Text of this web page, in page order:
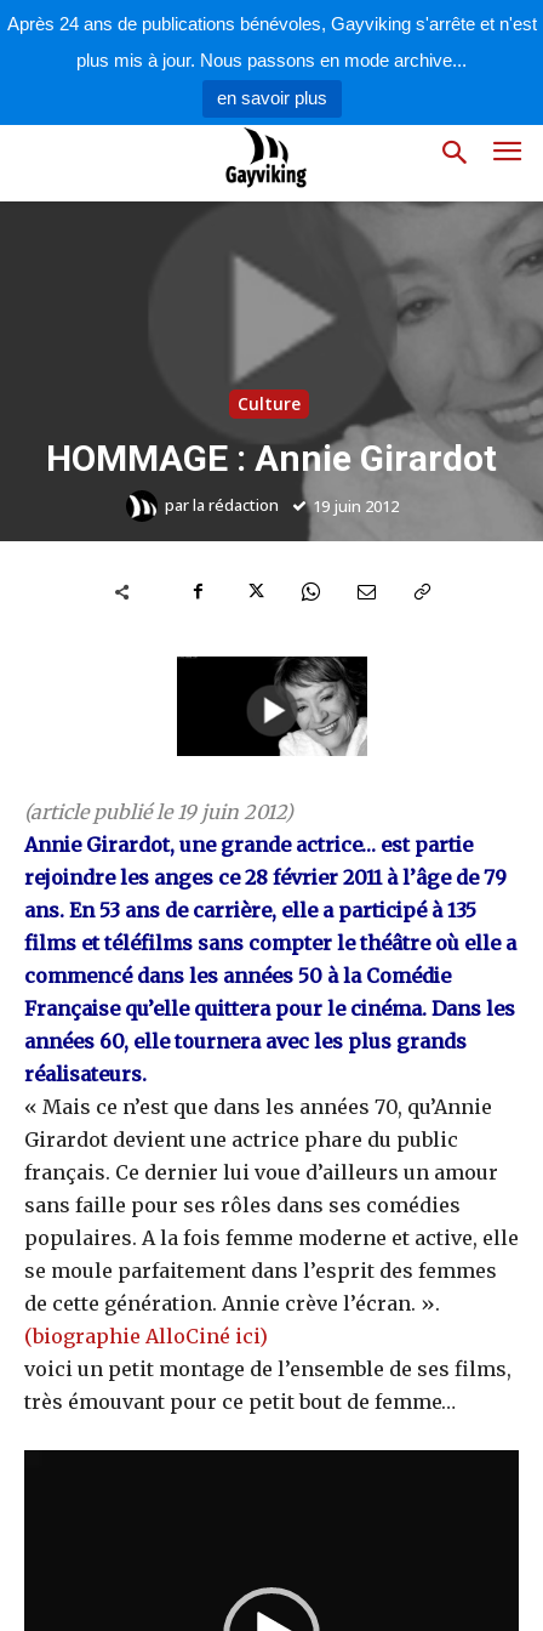
Après 24 ans de publications bénévoles, Gayviking s'arrête et n'est
plus mis à jour. Nous passons en mode archive...
en savoir plus
Culture
HOMMAGE : Annie Girardot
parla rédaction 19 juin 2012
(article publié le 19 juin 2012)
Annie Girardot, une grande actrice… est partie
rejoindre les anges ce 28 février 2011 à l’âge de 79
ans. En 53 ans de carrière, elle a participé à 135
films et téléfilms sans compter le théâtre où elle a
commencé dans les années 50 à la Comédie
Française qu’elle quittera pour le cinéma. Dans les
années 60, elle tournera avec les plus grands
réalisateurs.
« Mais ce n’est que dans les années 70, qu’Annie
Girardot devient une actrice phare du public
français. Ce dernier lui voue d’ailleurs un amour
sans faille pour ses rôles dans ses comédies
populaires. A la fois femme moderne et active, elle
se moule parfaitement dans l’esprit des femmes
de cette génération. Annie crève l’écran. ».
(biographie AlloCiné ici)
voici un petit montage de l’ensemble de ses films,
très émouvant pour ce petit bout de femme…